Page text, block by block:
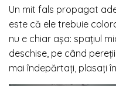
Un mit fals propagat
este că ele trebuie
nu e chiar așa: spațiul
deschise, pe când
mai îndepărtați, plasați